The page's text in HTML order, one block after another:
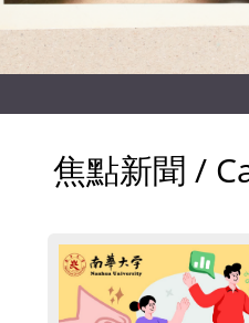
焦點新聞 /